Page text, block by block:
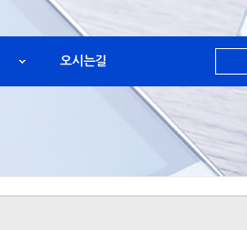
오시는길